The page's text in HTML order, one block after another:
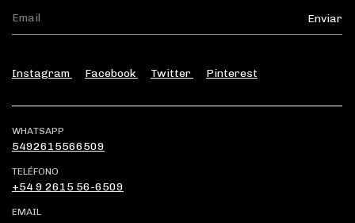
Instagram Facebook Twitter Pinterest
WHATSAPP
5492615566509
TELÉFONO
+54 9 2615 56-6509
EMAIL